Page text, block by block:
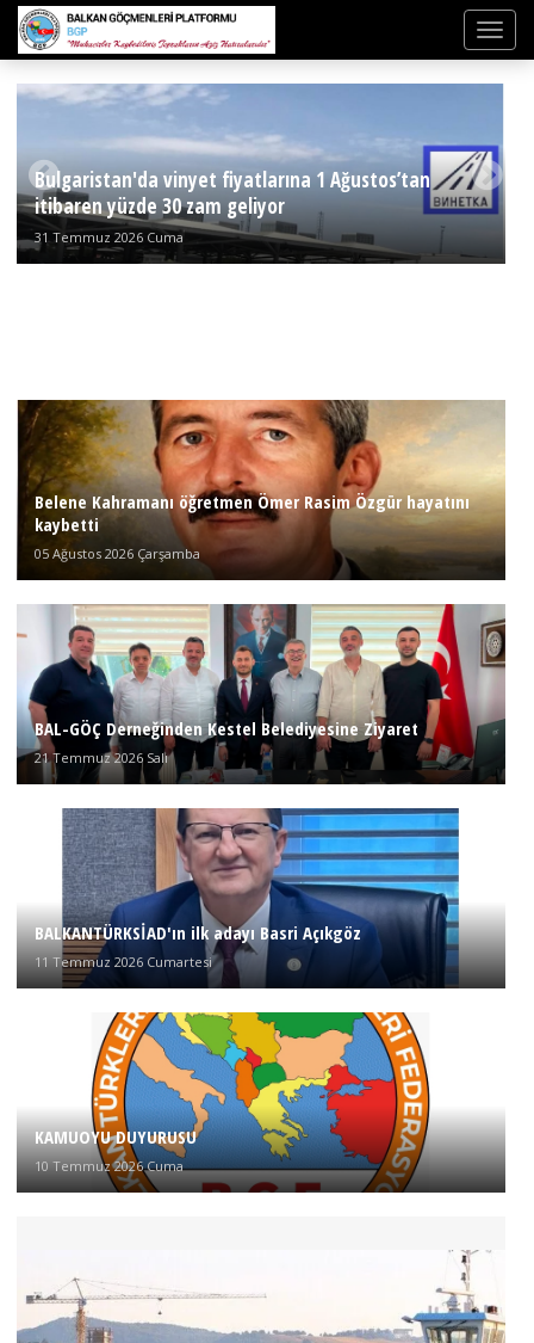
Bulgaristan'da vinyet fiyatlarına 1 Ağustos’tan
itibaren yüzde 30 zam geliyor
31 Temmuz 2026 Cuma
Belene Kahramanı öğretmen Ömer Rasim Özgür hayatını
kaybetti
05 Ağustos 2026 Çarşamba
BAL-GÖÇ Derneğinden Kestel Belediyesine Ziyaret
21 Temmuz 2026 Salı
BALKANTÜRKSİAD'ın ilk adayı Basri Açıkgöz
11 Temmuz 2026 Cumartesi
KAMUOYU DUYURUSU
10 Temmuz 2026 Cuma